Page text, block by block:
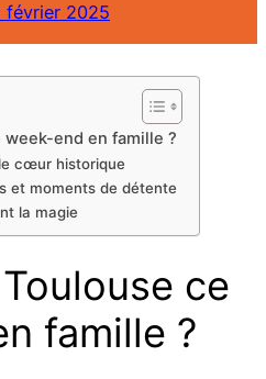
février 2025
end en famille ?
cœur historique
et moments de détente
la magie
ce
famille ?